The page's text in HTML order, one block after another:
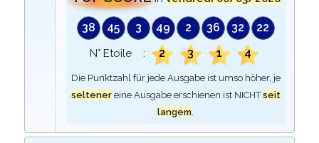
38 45 3 49 2 36 32 22
N° Etoile : 2 3 1 4
Die Punktzahl für jede Ausgabe ist umso höher, je
seltenereine Ausgabe erschienen ist NICHTseit
langem.